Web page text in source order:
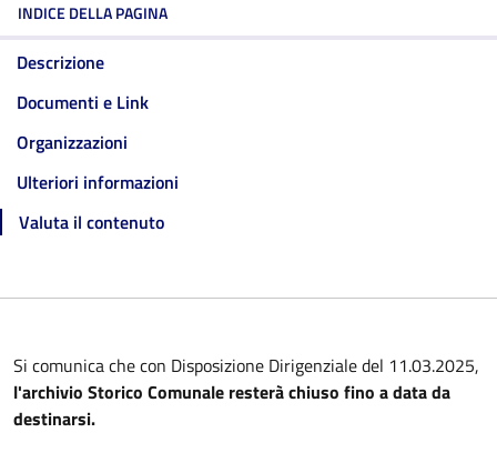
INDICE DELLA PAGINA
Descrizione
Documenti e Link
Organizzazioni
Ulteriori informazioni
Valuta il contenuto
Si comunica che con Disposizione Dirigenziale del 11.03.2025,
l'archivio Storico Comunale resterà chiuso fino a data da
destinarsi.